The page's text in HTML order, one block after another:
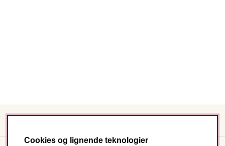
Cookies og lignende teknologier